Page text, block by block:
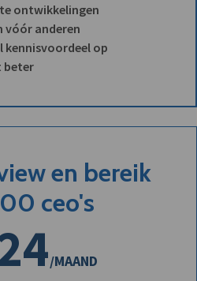
ontwikkelingen
vóór anderen
op
beter
en bereik
ceo's
/MAAND